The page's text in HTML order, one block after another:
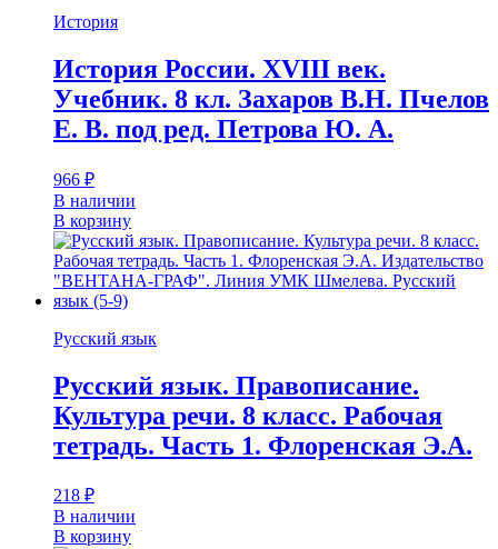
История
История России. XVIII век.
Учебник. 8 кл. Захаров В.Н. Пчелов
Е. В. под ред. Петрова Ю. А.
966 ₽
В наличии
В корзину
Русский язык
Русский язык. Правописание.
Культура речи. 8 класс. Рабочая
тетрадь. Часть 1. Флоренская Э.А.
218 ₽
В наличии
В корзину